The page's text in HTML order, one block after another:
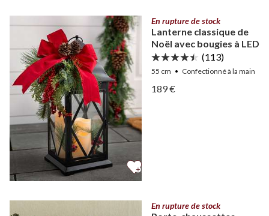
En rupture de stock
Lanterne classique de
Noël avec bougies à LED
(113)
55 cm Confectionné à la main
Afficher Lanterne
Afficher Lanterne
189 €
En rupture de stock